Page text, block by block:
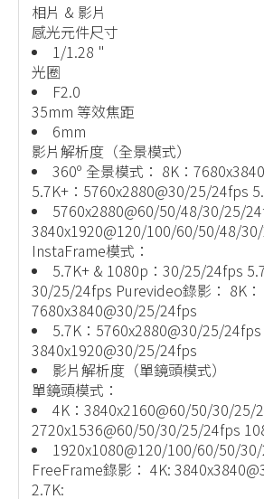
相片 & 影片
感光元件尺寸
1/1.28 "
光圈
F2.0
35mm 等效焦距
6mm
影片解析度（全景模式）
360º 全景模式： 8K：
5.7K+：5760x2880@30/25/24fps
5760x2880@60/50/48/30/25/
3840x1920@120/100/60/50/48/
InstaFrame模式：
5.7K+ & 1080p：30/25/24fps
30/25/24fps Purevideo錄影： 8K：
7680x3840@30/25/24fps
5.7K：5760x2880@30/25/24fps
3840x1920@30/25/24fps
影片解析度（單鏡頭模式）
單鏡頭模式：
4K：3840x2160@60/50/30/25/
2720x1536@60/50/30/25/24fps
1920x1080@120/100/60/50/
FreeFrame錄影： 4K:
2.7K: